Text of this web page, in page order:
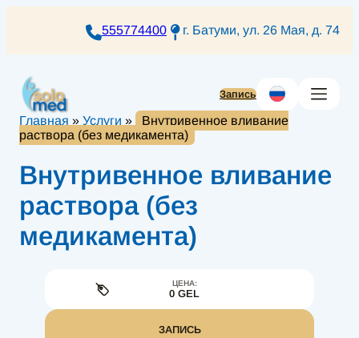
555774400 г. Батуми, ул. 26 Мая, д. 74
Запись
Главная » Услуги »
Внутривенное вливание
раствора (без медикамента)
Внутривенное вливание
раствора (без
медикамента)
ЦЕНА:
0 GEL
ЗАПИСЬ